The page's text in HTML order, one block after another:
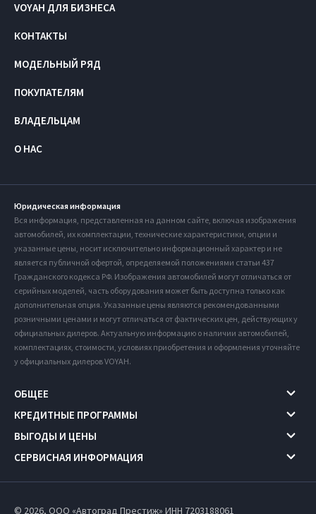
VOYAH ДЛЯ БИЗНЕСА
КОНТАКТЫ
МОДЕЛЬНЫЙ РЯД
ПОКУПАТЕЛЯМ
ВЛАДЕЛЬЦАМ
О НАС
Юридическая информация
Вся информация, представленная на данном сайте, включая изображения
автомобилей, их комплектации, технические характеристики, опции и
указанные цены, носит исключительно информационный характер и не
является публичной офертой, определяемой положениями статьи 437
Гражданского кодекса РФ. Изображения автомобилей могут отличаться от
серийных моделей, часть оборудования может быть доступна только как
дополнительная опция. Указанные цены являются рекомендованными
розничными ценами и могут отличаться от фактических цен, действующих у
официальных дилеров. Актуальную информацию о наличии автомобилей,
комплектациях, стоимости, условиях приобретения и оформления уточняйте
у официальных дилеров VOYAH.
ОБЩЕЕ
КРЕДИТНЫЕ ПРОГРАММЫ
ВЫГОДЫ И ЦЕНЫ
СЕРВИСНАЯ ИНФОРМАЦИЯ
© 2026, ООО «Автоград Престиж» ИНН 7203188061